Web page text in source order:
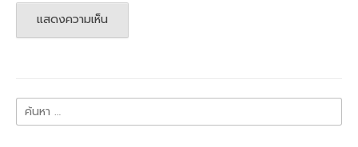
ค้นหา
สำหรับ: